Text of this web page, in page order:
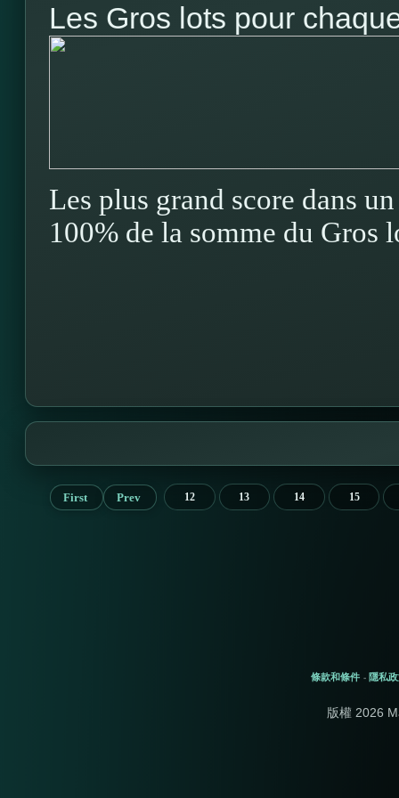
Les Gros lots pour
Les plus grand score dans
100% de la somme du Gros
First Prev 12 13 14 15
條款和條件 - 隱私
版權 2026